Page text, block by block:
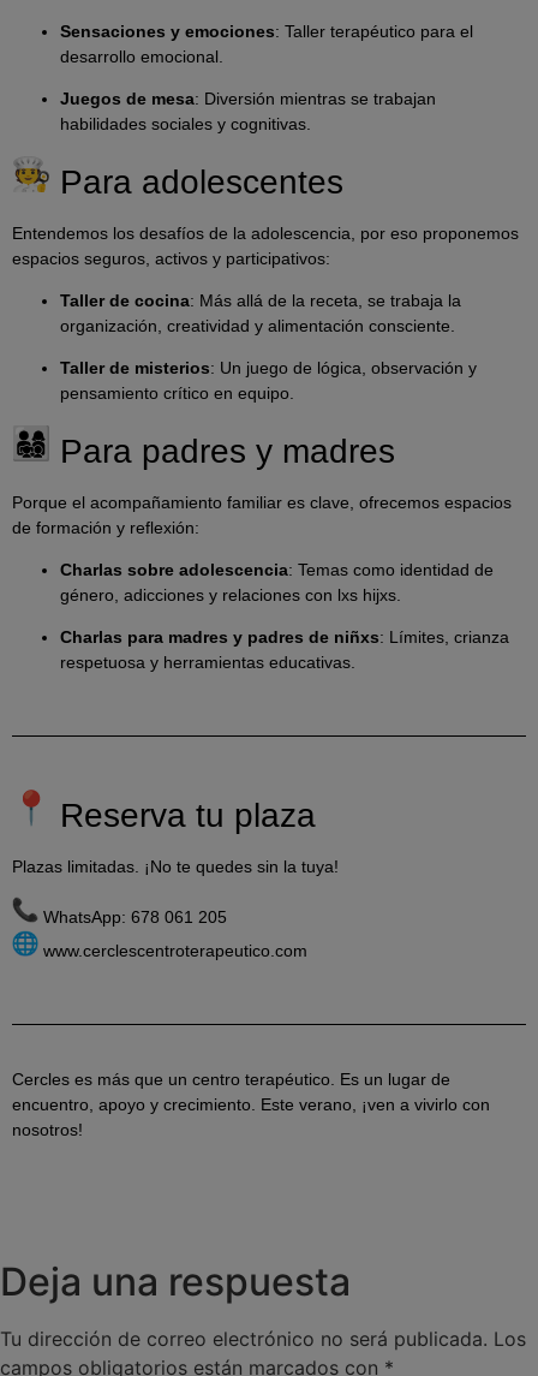
Sensaciones y emociones: Taller terapéutico para el
desarrollo emocional.
Juegos de mesa: Diversión mientras se trabajan
habilidades sociales y cognitivas.
Para adolescentes
Entendemos los desafíos de la adolescencia, por eso proponemos
espacios seguros, activos y participativos:
Taller de cocina: Más allá de la receta, se trabaja la
organización, creatividad y alimentación consciente.
Taller de misterios: Un juego de lógica, observación y
pensamiento crítico en equipo.
Para padres y madres
Porque el acompañamiento familiar es clave, ofrecemos espacios
de formación y reflexión:
Charlas sobre adolescencia: Temas como identidad de
género, adicciones y relaciones con lxs hijxs.
Charlas para madres y padres de niñxs: Límites, crianza
respetuosa y herramientas educativas.
Reserva tu plaza
Plazas limitadas. ¡No te quedes sin la tuya!
WhatsApp: 678 061 205
www.cerclescentroterapeutico.com
Cercles es más que un centro terapéutico. Es un lugar de
encuentro, apoyo y crecimiento. Este verano, ¡ven a vivirlo con
nosotros!
Deja una respuesta
Tu dirección de correo electrónico no será publicada. Los
campos obligatorios están marcados con *